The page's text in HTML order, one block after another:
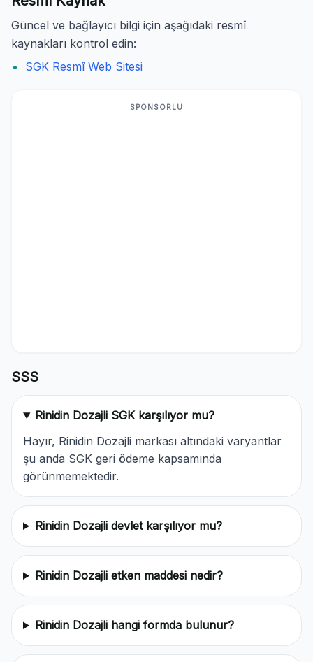
Güncel ve bağlayıcı bilgi için aşağıdaki resmî
kaynakları kontrol edin:
SGK Resmî Web Sitesi
SPONSORLU
SSS
Rinidin Dozajli SGK karşılıyor mu?
Hayır, Rinidin Dozajli markası altındaki varyantlar
şu anda SGK geri ödeme kapsamında
görünmemektedir.
Rinidin Dozajli devlet karşılıyor mu?
Rinidin Dozajli etken maddesi nedir?
Rinidin Dozajli hangi formda bulunur?